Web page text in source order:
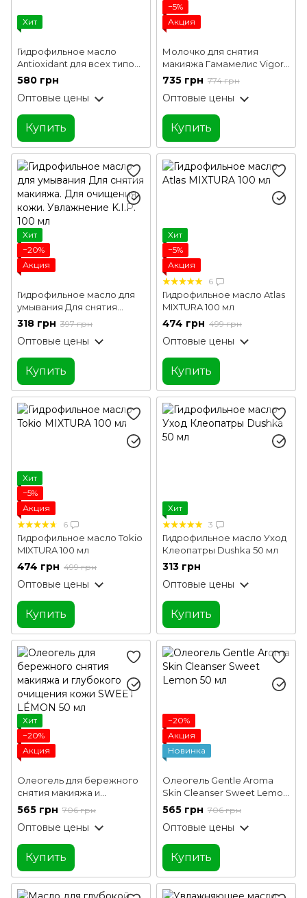
Хит
Гидрофильное масло
Antioxidant для всех типов
кожи Sue 100 мл
580 грн
Оптовые цены
Купить
−5%
Акция
Молочко для снятия
макияжа Гамамелис Vigor
100 мл
735 грн 774 грн
Оптовые цены
Купить
Хит
−20%
Акция
Гидрофильное масло для
умывания Для снятия
макияжа. Для очищения
кожи. Увлажнение K.I.P. 100
мл
318 грн 397 грн
Оптовые цены
Купить
Хит
−5%
Акция
6
Гидрофильное масло Atlas
MIXTURA 100 мл
474 грн 499 грн
Оптовые цены
Купить
Хит
−5%
Акция
6
Гидрофильное масло Tokio
MIXTURA 100 мл
474 грн 499 грн
Оптовые цены
Купить
Хит
3
Гидрофильное масло Уход
Клеопатры Dushka 50 мл
313 грн
Оптовые цены
Купить
Хит
−20%
Акция
Олеогель для бережного
снятия макияжа и
глубокого очищения кожи
SWEET LÉMON 50 мл
565 грн 706 грн
Оптовые цены
Купить
−20%
Акция
Новинка
Олеогель Gentle Aroma
Skin Cleanser Sweet Lemon
50 мл
565 грн 706 грн
Оптовые цены
Купить